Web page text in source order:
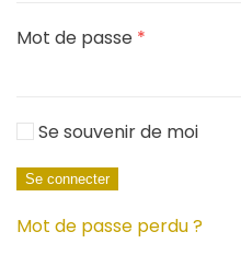
Mot de passe *
Se souvenir de moi
Se connecter
Mot de passe perdu ?